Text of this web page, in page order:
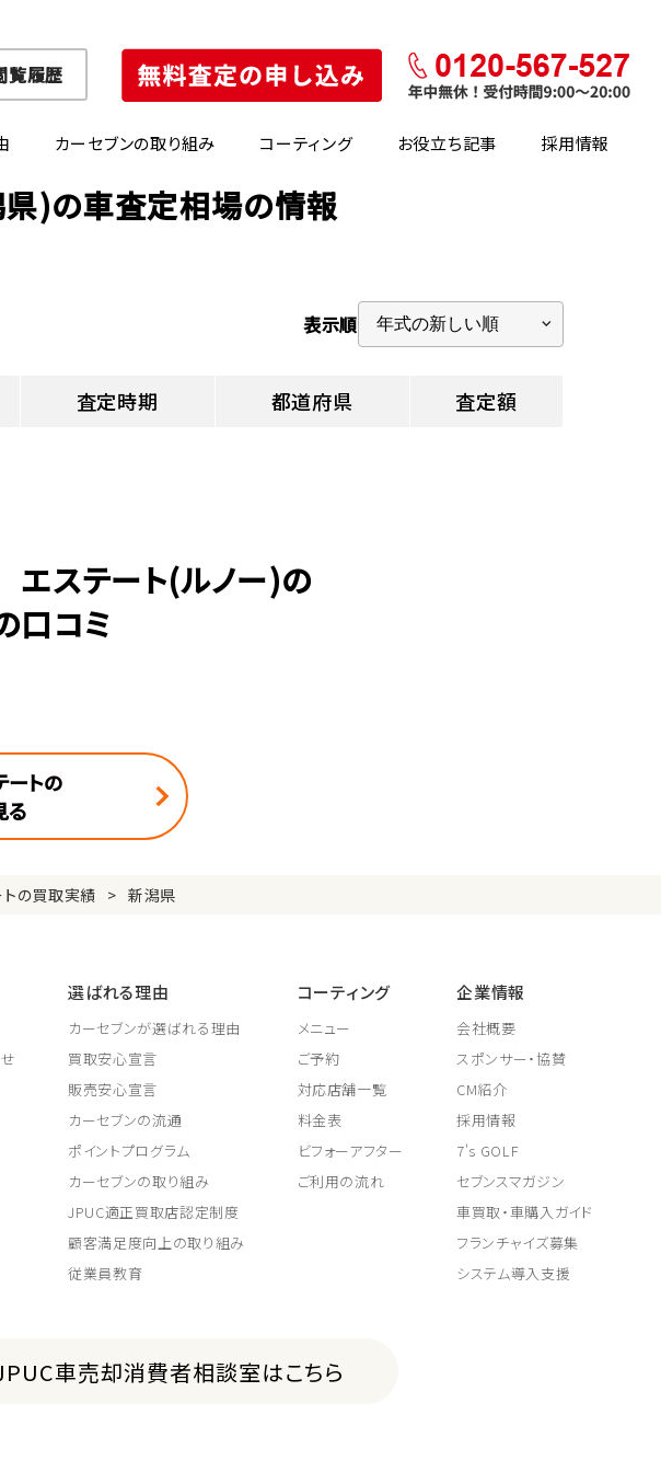
カーセブンの取り組み コーティング お役立ち記事 採用情報
覧履歴
)の車査定相場の情報
表示順
査定時期 都道府県 査定額
ステート(ルノー)の
口コミ
トの
る
の買取実績 新潟県
選ばれる理由
カーセブンが選ばれる理由
買取安心宣言
販売安心宣言
カーセブンの流通
ポイントプログラム
カーセブンの取り組み
JPUC適正買取店認定制度
顧客満足度向上の取り組み
従業員教育
コーティング
メニュー
ご予約
対応店舗一覧
料金表
ビフォーアフター
ご利用の流れ
企業情報
会社概要
スポンサー・協賛
CM紹介
採用情報
7's GOLF
セブンスマガジン
車買取・車購入ガイド
フランチャイズ募集
システム導入支援
車売却消費者相談室はこちら